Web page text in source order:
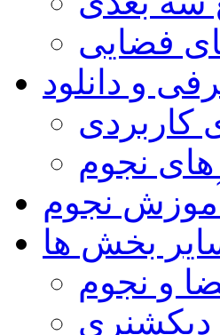
فضایی
و دانلود
کاربردی
نجوم
نجوم
بخش ها
و نجوم
دیکشنری